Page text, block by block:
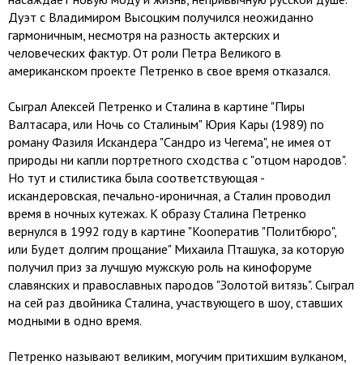
Дуэт с Владимиром Высоцким получился неожиданно
гармоничным, несмотря на разность актерских и
человеческих фактур. От роли Петра Великого в
американском проекте Петренко в свое время отказался.
Сыграл Алексей Петренко и Сталина в картине "Пиры
Валтасара, или Ночь со Сталиным" Юрия Кары (1989) по
роману Фазиля Искандера "Сандро из Чегема", не имея от
природы ни капли портретного сходства с "отцом народов".
Но тут и стилистика была соответствующая -
искандеровская, печально-ироничная, а Сталин проводил
время в ночных кутежах. К образу Сталина Петренко
вернулся в 1992 году в картине "Кооператив "Политбюро",
или Будет долгим прощание" Михаила Пташука, за которую
получил приз за лучшую мужскую роль на кинофоруме
славянских и православных пародов "Золотой витязь". Сыграл
на сей раз двойника Сталина, участвующего в шоу, ставших
модными в одно время.
Петренко называют великим, могучим притихшим вулканом,